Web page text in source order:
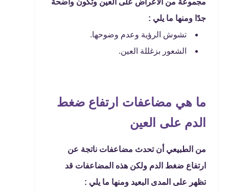
مجموعة من الأعراض على العين وتكون واضحة
جدًا ومنها ما يلي :
تشوش الرؤية وعدم وضوحها.
الشعور بزغللة العين.
ما هي مضاعفات ارتفاع ضغط
الدم على العين
من الطبيعي أن تحدث مضاعفات ناتجة عن
ارتفاع ضغط الدم ولكن هذه المضاعفات قد
تظهر على المدى البعيد ومنها ما يلي :